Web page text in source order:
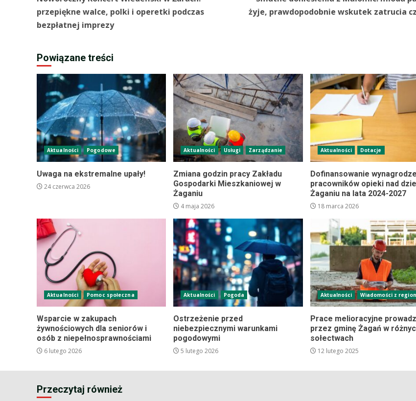
wpisy
przepiękne walce, polki i operetki podczas
bezpłatnej imprezy
żyje, prawdopodobnie wskutek zatrucia
Powiązane treści
Aktualności Pogodowe
Uwaga na ekstremalne upały!
24 czerwca 2026
Aktualności Usługi Zarządzanie
Zmiana godzin pracy Zakładu
Gospodarki Mieszkaniowej w
Żaganiu
4 maja 2026
Aktualności Dotacje
Dofinansowanie
pracowników opieki nad
Żaganiu na lata 2024-2027
18 marca 2026
Aktualności Pomoc społeczna
Wsparcie w zakupach
żywnościowych dla seniorów i
osób z niepełnosprawnościami
6 lutego 2026
Aktualności Pogoda
Ostrzeżenie przed
niebezpiecznymi warunkami
pogodowymi
5 lutego 2026
Aktualności Wiadomości z
Prace melioracyjne
przez gminę Żagań w
sołectwach
12 lutego 2025
Przeczytaj również